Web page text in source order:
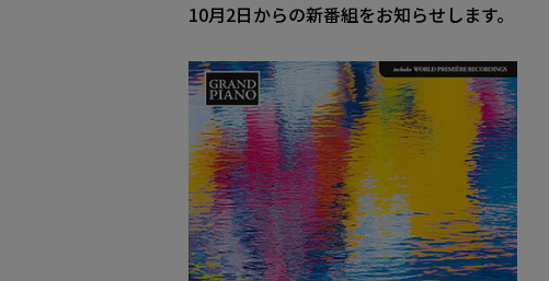
10月2日からの新番組をお知らせします。